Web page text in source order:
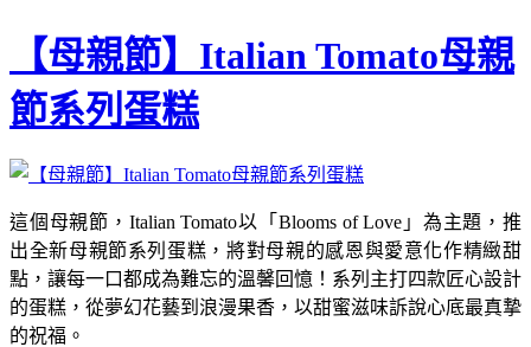
【母親節】Italian Tomato母親
節系列蛋糕
這個母親節，Italian Tomato以「Blooms of Love」為主題，推
出全新母親節系列蛋糕，將對母親的感恩與愛意化作精緻甜
點，讓每一口都成為難忘的溫馨回憶！系列主打四款匠心設計
的蛋糕，從夢幻花藝到浪漫果香，以甜蜜滋味訴說心底最真摯
的祝福。